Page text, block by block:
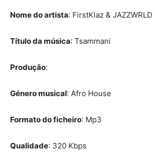
Nome do artista: FirstKlaz & JAZZWRLD
Título da música: Tsammani
Produção:
Género musical: Afro House
Formato do ficheiro: Mp3
Qualidade: 320 Kbps